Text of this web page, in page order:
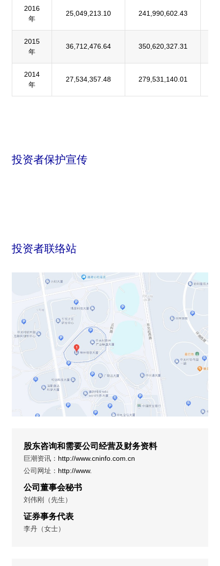
2016
年
25,049,213.10 241,990,602.43
2015
年
36,712,476.64 350,620,327.31
2014
年
27,534,357.48 279,531,140.01
投资者保护宣传
投资者联络站
股东咨询和需要公司经营及财务资料
巨潮资讯： http://www.cninfo.com.cn
公司网址： http://www.
公司董事会秘书
刘伟刚（先生）
证券事务代表
李丹（女士）